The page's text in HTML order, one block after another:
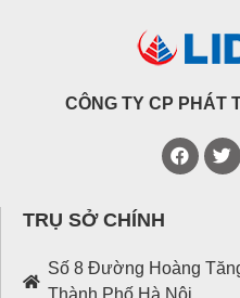
CÔNG TY CP PHÁT
TRỤ SỞ CHÍNH
Số 8 Đường Hoàng
Thành Phố Hà Nội